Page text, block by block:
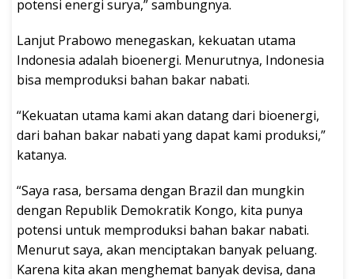
potensi energi surya,” sambungnya.
Lanjut Prabowo menegaskan, kekuatan utama
Indonesia adalah bioenergi. Menurutnya, Indonesia
bisa memproduksi bahan bakar nabati.
“Kekuatan utama kami akan datang dari bioenergi,
dari bahan bakar nabati yang dapat kami produksi,”
katanya.
“Saya rasa, bersama dengan Brazil dan mungkin
dengan Republik Demokratik Kongo, kita punya
potensi untuk memproduksi bahan bakar nabati.
Menurut saya, akan menciptakan banyak peluang.
Karena kita akan menghemat banyak devisa, dana